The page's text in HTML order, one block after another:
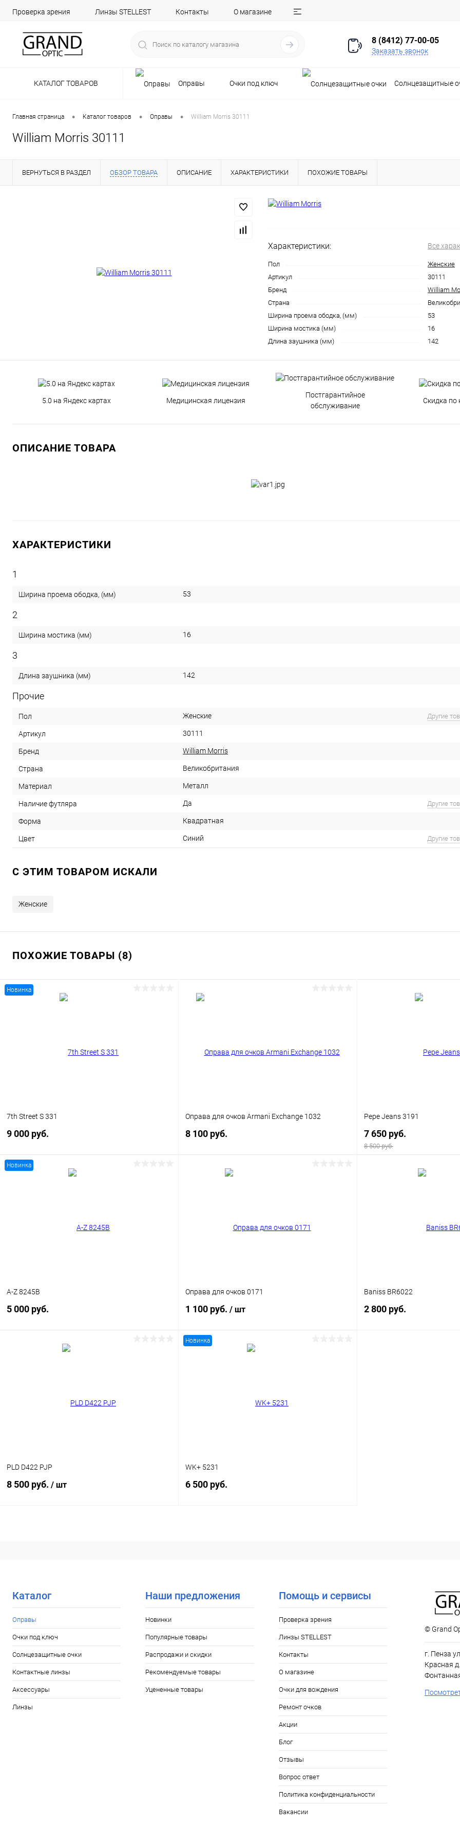
Проверка зрения Линзы STELLEST Контакты О магазине
8 (8412) 77-00-05
Заказать звонок
КАТАЛОГ ТОВАРОВ Оправы Очки под ключ Солнцезащитные
Главная страница • Каталог товаров • Оправы • William Morris 30111
William Morris 30111
ВЕРНУТЬСЯ В РАЗДЕЛ ОБЗОР ТОВАРА ОПИСАНИЕ ХАРАКТЕРИСТИКИ ПОХОЖИЕ ТОВАРЫ
Характеристики: Все
Пол
Женские
Артикул
30111
Бренд
William
Страна
Ширина проема ободка, (мм)
53
Ширина мостика (мм)
16
Длина заушника (мм)
142
5.0 на Яндекс картах Медицинская лицензия
Постгарантийное
обслуживание
Скидка по
ОПИСАНИЕ ТОВАРА
ХАРАКТЕРИСТИКИ
1
Ширина проема ободка, (мм) 53
2
Ширина мостика (мм) 16
3
Длина заушника (мм) 142
Прочие
Пол Женские Другие
Артикул 30111
Бренд William Morris
Страна Великобритания
Материал Металл
Наличие футляра Да Другие
Форма Квадратная
Цвет Синий Другие
C ЭТИМ ТОВАРОМ ИСКАЛИ
Женские
ПОХОЖИЕ ТОВАРЫ (8)
Новинка
7th Street S 331
9 000 руб.
Оправа для очков Armani Exchange 1032
8 100 руб.
Pepe Jeans 3191
7 650 руб.
8 500 руб.
Новинка
A-Z 8245B
5 000 руб.
Оправа для очков 0171
1 100 руб. / шт
Baniss BR6022
2 800 руб.
PLD D422 PJP
8 500 руб. / шт
Новинка
WK+ 5231
6 500 руб.
Каталог
Оправы
Очки под ключ
Солнцезащитные очки
Контактные линзы
Аксессуары
Линзы
Наши предложения
Новинки
Популярные товары
Распродажи и скидки
Рекомендуемые товары
Уцененные товары
Помощь и сервисы
Проверка зрения
Линзы STELLEST
Контакты
О магазине
Очки для вождения
Ремонт очков
Акции
Блог
Отзывы
Вопрос ответ
Политика конфиденциальности
Вакансии
© Grand
г. Пенза
Красная